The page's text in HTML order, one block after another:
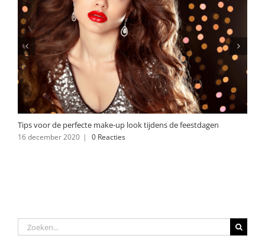
Tips voor de perfecte make-up look tijdens de feestdagen
16 december 2020 | 0 Reacties
Zoeken
naar: